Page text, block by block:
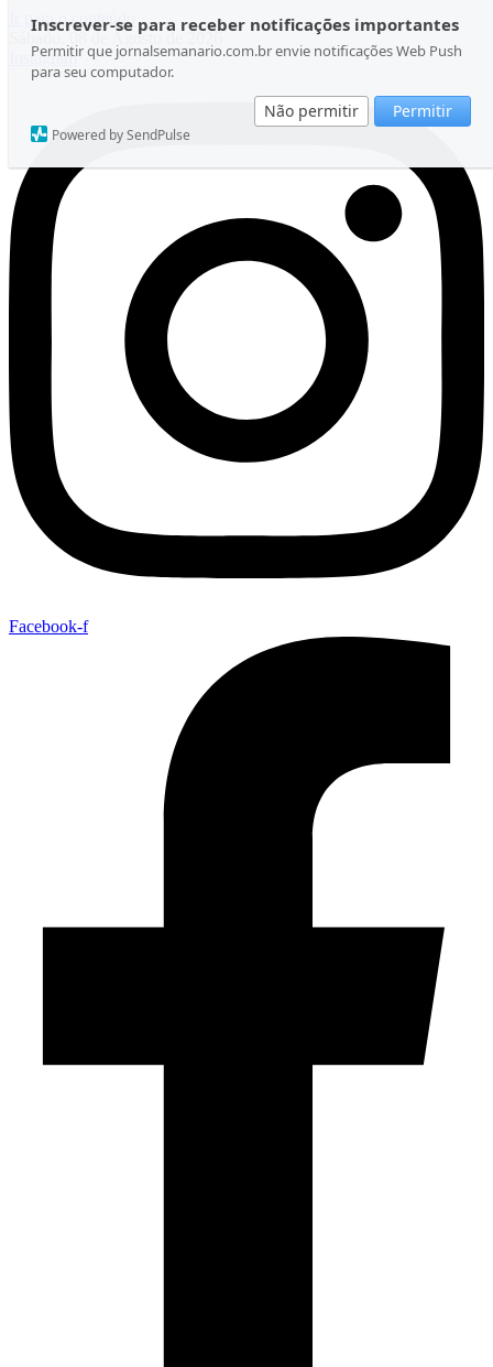
Inscrever-se para receber notificações importantes
Permitir que jornalsemanario.com.br envie notificações Web Push
para seu computador.
Não permitir Permitir
Powered by SendPulse
Ir para o conteúdo
Sábado, 08 de Agosto de 2026
Instagram
Facebook-f